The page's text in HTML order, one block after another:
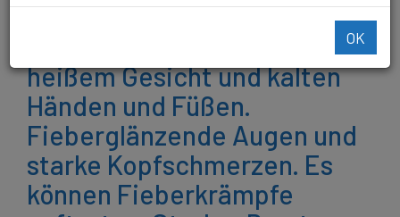
Hochfieberhaft, wie Kinder
es oft bekommen mit rotem
heißem Gesicht und kalten
Händen und Füßen.
Fieberglänzende Augen und
starke Kopfschmerzen. Es
können Fieberkrämpfe
OK